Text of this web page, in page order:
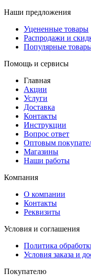
Наши предложения
Уцененные товары
Распродажи и
Популярные
Помощь и сервисы
Главная
Акции
Услуги
Доставка
Контакты
Инструкции
Вопрос ответ
Оптовым
Магазины
Наши работы
Компания
О компании
Контакты
Реквизиты
Условия и соглашения
Политика
Условия заказа и
Покупателю